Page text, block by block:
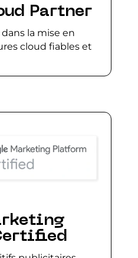
Partner
la mise en
cloud fiables et